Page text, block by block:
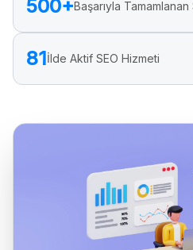
500+Başarıyla
81İlde Aktif SEO Hizmeti